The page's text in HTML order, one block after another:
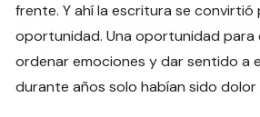
frente. Y ahí la escritura se convirtió
oportunidad. Una oportunidad para
ordenar emociones y dar sentido a
durante años solo habían sido dolor